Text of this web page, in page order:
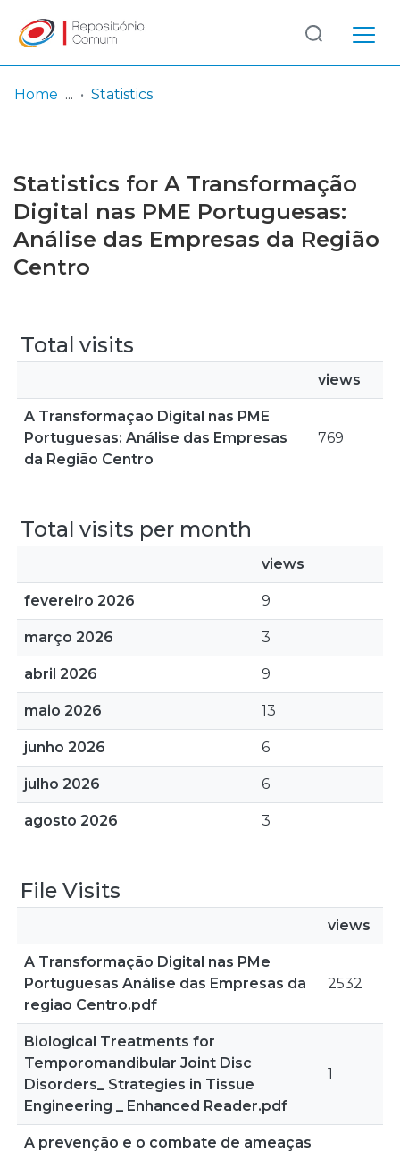
Browse repository
Entities
Log
In
(current)
Home Statistics
Statistics for A Transformação
Digital nas PME Portuguesas:
Análise das Empresas da Região
Centro
Total visits
views
A Transformação Digital nas PME
Portuguesas: Análise das Empresas
da Região Centro
769
Total visits per month
views
fevereiro 2026 9
março 2026 3
abril 2026 9
maio 2026 13
junho 2026 6
julho 2026 6
agosto 2026 3
File Visits
views
A Transformação Digital nas PMe
Portuguesas Análise das Empresas da
regiao Centro.pdf
2532
Biological Treatments for
Temporomandibular Joint Disc
Disorders_ Strategies in Tissue
Engineering _ Enhanced Reader.pdf
1
A prevenção e o combate de ameaças